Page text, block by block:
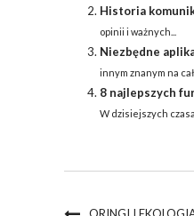
Historia
opinii i ważnych...
Niezbędne
innym znanym na
8 najlepszych
W dzisiejszych
ORINGI I